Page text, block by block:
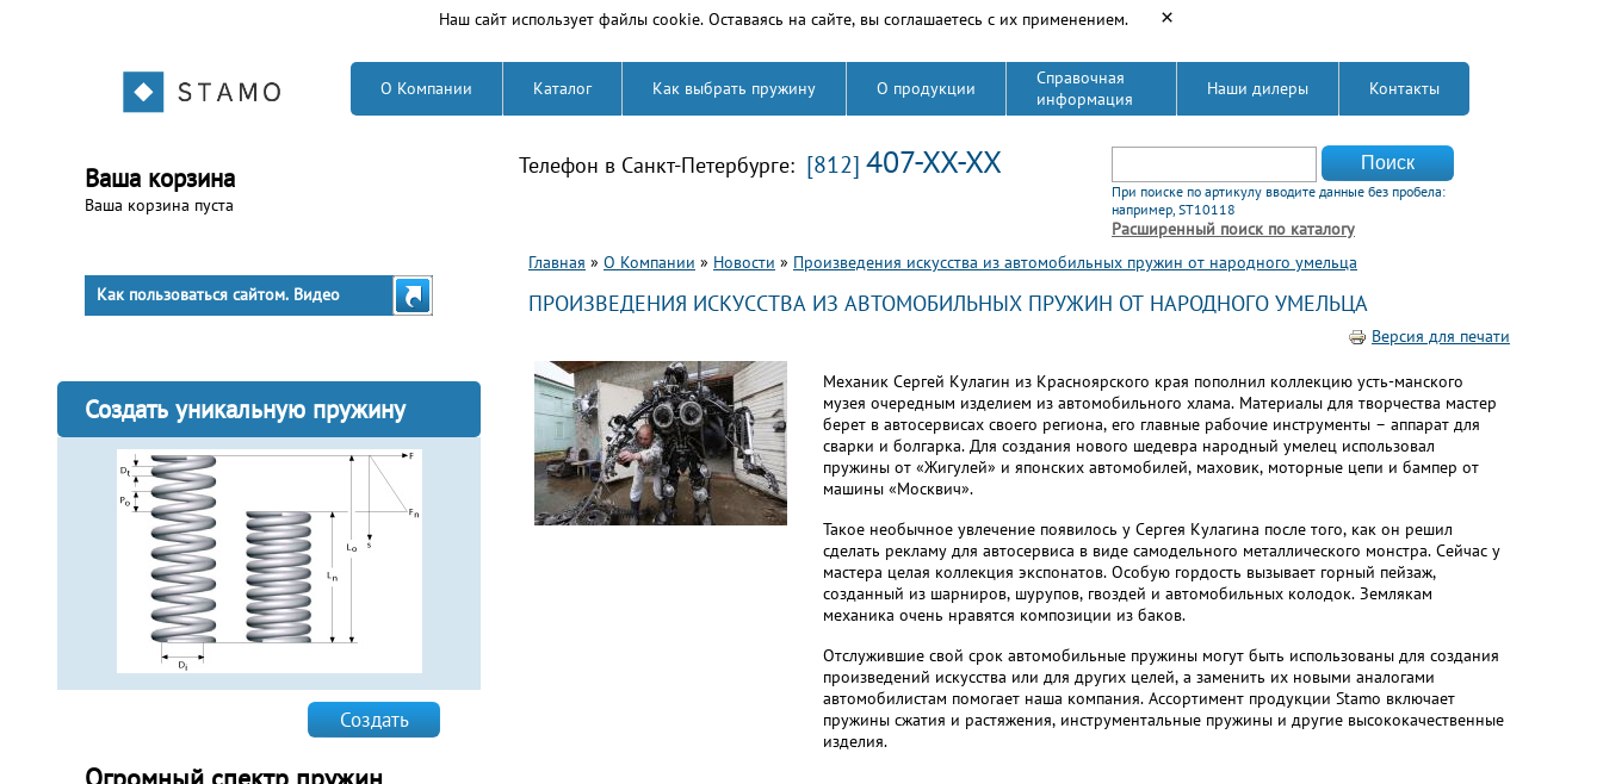
Наш сайт использует файлы cookie. Оставаясь на сайте, вы соглашаетесь с их применением. ×
О Компании Каталог Как выбрать пружину О продукции
Справочная
информация
Наши дилеры Контакты
Телефон в Санкт-Петербурге: [812] 407-XX-XX Форма поиска
Поиск
При поиске по артикулу вводите данные без пробела:
например, ST10118
Расширенный поиск по каталогу
Ваша корзина
Ваша корзина пуста
Как пользоваться сайтом. Видео
Создать уникальную пружину
Создать
Вы здесь
Главная » О Компании » Новости » Произведения искусства из автомобильных пружин от народного умельца
ПРОИЗВЕДЕНИЯ ИСКУССТВА ИЗ АВТОМОБИЛЬНЫХ ПРУЖИН ОТ НАРОДНОГО УМЕЛЬЦА
Версия для печати
Механик Сергей Кулагин из Красноярского края пополнил коллекцию усть-манского
музея очередным изделием из автомобильного хлама. Материалы для творчества мастер
берет в автосервисах своего региона, его главные рабочие инструменты – аппарат для
сварки и болгарка. Для создания нового шедевра народный умелец использовал
пружины от «Жигулей» и японских автомобилей, маховик, моторные цепи и бампер от
машины «Москвич».
Такое необычное увлечение появилось у Сергея Кулагина после того, как он решил
сделать рекламу для автосервиса в виде самодельного металлического монстра. Сейчас у
мастера целая коллекция экспонатов. Особую гордость вызывает горный пейзаж,
созданный из шарниров, шурупов, гвоздей и автомобильных колодок. Землякам
механика очень нравятся композиции из баков.
Отслужившие свой срок автомобильные пружины могут быть использованы для создания
произведений искусства или для других целей, а заменить их новыми аналогами
автомобилистам помогает наша компания. Ассортимент продукции Stamo включает
пружины сжатия и растяжения, инструментальные пружины и другие высококачественные
изделия.